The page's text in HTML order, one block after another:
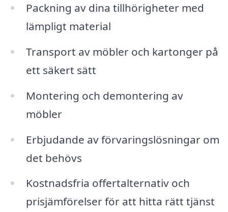
Packning av dina tillhörigheter med
lämpligt material
Transport av möbler och kartonger på
ett säkert sätt
Montering och demontering av
möbler
Erbjudande av förvaringslösningar om
det behövs
Kostnadsfria offertalternativ och
prisjämförelser för att hitta rätt tjänst